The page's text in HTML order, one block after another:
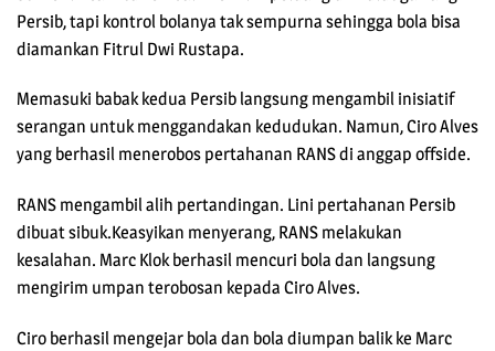
Persib, tapi kontrol bolanya tak sempurna sehingga bola bisa
diamankan Fitrul Dwi Rustapa.
Memasuki babak kedua Persib langsung mengambil inisiatif
serangan untuk menggandakan kedudukan. Namun, Ciro Alves
yang berhasil menerobos pertahanan RANS di anggap offside.
RANS mengambil alih pertandingan. Lini pertahanan Persib
dibuat sibuk.Keasyikan menyerang, RANS melakukan
kesalahan. Marc Klok berhasil mencuri bola dan langsung
mengirim umpan terobosan kepada Ciro Alves.
Ciro berhasil mengejar bola dan bola diumpan balik ke Marc